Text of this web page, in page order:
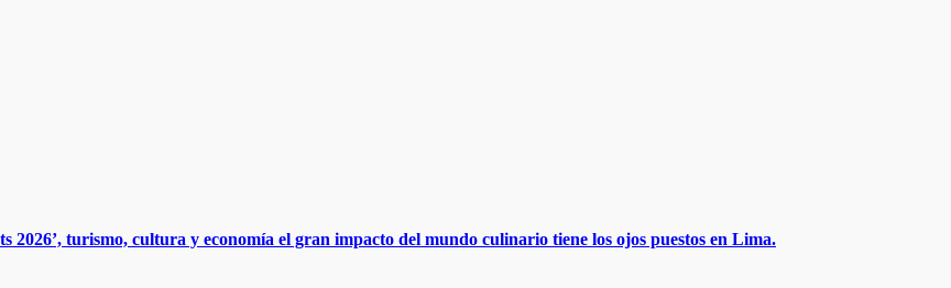
2026’, turismo, cultura y economía el gran impacto del mundo culinario tiene los ojos puestos en Lima.